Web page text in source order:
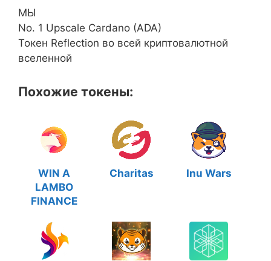
МЫ
No. 1 Upscale Cardano (ADA)
Токен Reflection во всей криптовалютной
вселенной
Похожие токены:
WIN A
LAMBO
FINANCE
Charitas Inu Wars